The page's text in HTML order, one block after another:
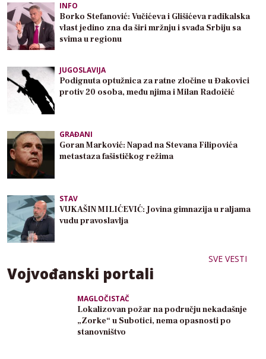
INFO
Borko Stefanović: Vučićeva i Glišićeva radikalska
vlast jedino zna da širi mržnju i svađa Srbiju sa
svima u regionu
JUGOSLAVIJA
Podignuta optužnica za ratne zločine u Đakovici
protiv 20 osoba, među njima i Milan Radoičić
GRAĐANI
Goran Marković: Napad na Stevana Filipovića
metastaza fašističkog režima
STAV
VUKAŠIN MILIĆEVIĆ: Jovina gimnazija u raljama
vudu pravoslavlja
SVE VESTI
Vojvođanski portali
MAGLOČISTAČ
Lokalizovan požar na području nekadašnje
„Zorke“ u Subotici, nema opasnosti po
stanovništvo